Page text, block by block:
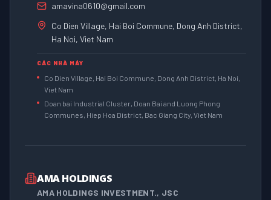
amavina0610@gmail.com
Co Dien Village, Hai Boi Commune, Dong Anh District,
Ha Noi, Viet Nam
CÁC NHÀ MÁY
Co Dien Village, Hai Boi Commune, Dong Anh District, Ha Noi,
Viet Nam
Doan bai Industrial Cluster, Doan Bai and Luong Phong
Communes, Hiep Hoa District, Bac Giang City, Viet Nam
AMA HOLDINGS
AMA HOLDINGS INVESTMENT., JSC